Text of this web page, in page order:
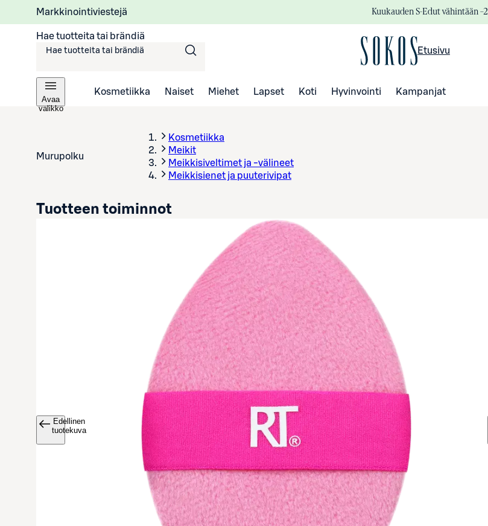
Markkinointiviestejä Kuukauden S-Edut vähintään
Hae tuotteita tai brändiä
Etusivu
Avaa
valikko
Kosmetiikka Naiset Miehet Lapset Koti Hyvinvointi Kampanjat
Murupolku
Kosmetiikka
Meikit
Meikkisiveltimet ja -välineet
Meikkisienet ja puuterivipat
Avaa tuotekuva suurennettuna
Edellinen
tuotekuva
Tuotteen toiminnot